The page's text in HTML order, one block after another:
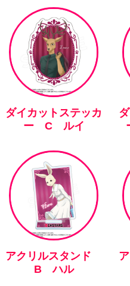
ダイカットステッカ
ー C ルイ
アクリルスタンド
B ハル